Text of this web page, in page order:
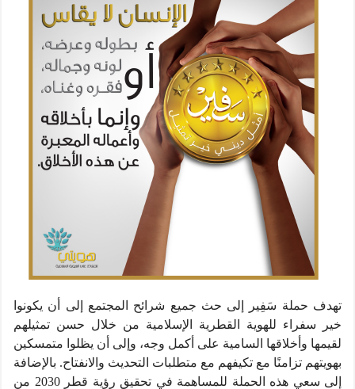
تهدف حملة سَفِير إلى حث جميع شرائح المجتمع إلى أن يكونوا
خير سفراء للهوية القطرية الإسلامية من خلال حسن تمثيلهم
لقيمها وأخلاقها السامية على أكمل وجه، وإلى أن يظلوا متمسكين
بهويتهم تزامنًا مع تكيفهم مع متطلبات التحديث والانفتاح. بالإضافة
إلى سعي هذه الحملة للمساهمة في تحقيق رؤية قطر 2030 من